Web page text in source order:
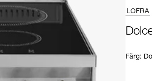
LOFRA
Färg: